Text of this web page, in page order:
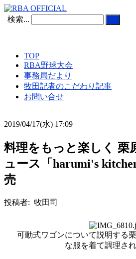
検索...
TOP
RBA野球大会
事務局だより
牧田記者のこだわり記事
お問い合せ
2019/04/17(水) 17:09
料理をもっと楽しく 栗
ュース「harumi's
売
投稿者: 牧田司
可動式ワゴンについて説明する
な服を着て調理され